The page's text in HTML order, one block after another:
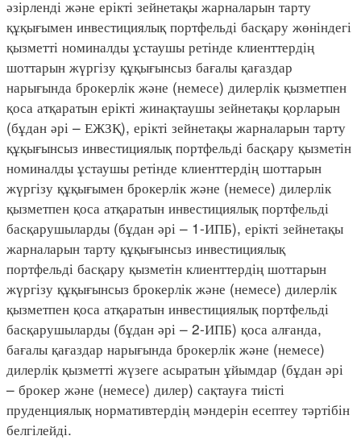
әзірленді және ерікті зейнетақы жарналарын тарту
құқығымен инвестициялық портфельді басқару жөніндегі
қызметті номиналды ұстаушы ретінде клиенттердің
шоттарын жүргізу құқығынсыз бағалы қағаздар
нарығында брокерлік және (немесе) дилерлік қызметпен
қоса атқаратын ерікті жинақтаушы зейнетақы қорларын
(бұдан әрі – ЕЖЗҚ), ерікті зейнетақы жарналарын тарту
құқығынсыз инвестициялық портфельді басқару қызметін
номиналды ұстаушы ретінде клиенттердің шоттарын
жүргізу құқығымен брокерлік және (немесе) дилерлік
қызметпен қоса атқаратын инвестициялық портфельді
басқарушыларды (бұдан әрі – 1-ИПБ), ерікті зейнетақы
жарналарын тарту құқығынсыз инвестициялық
портфельді басқару қызметін клиенттердің шоттарын
жүргізу құқығынсыз брокерлік және (немесе) дилерлік
қызметпен қоса атқаратын инвестициялық портфельді
басқарушыларды (бұдан әрі – 2-ИПБ) қоса алғанда,
бағалы қағаздар нарығында брокерлік және (немесе)
дилерлік қызметті жүзеге асыратын ұйымдар (бұдан әрі
– брокер және (немесе) дилер) сақтауға тиісті
пруденциялық нормативтердің мәндерін есептеу тәртібін
белгілейді.